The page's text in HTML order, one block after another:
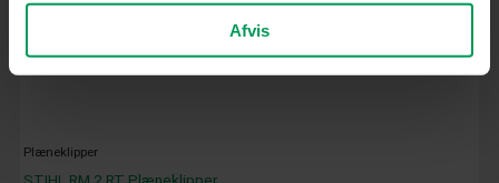
Afvis
Plæneklipper
STIHL RM 2 RT Plæneklipper